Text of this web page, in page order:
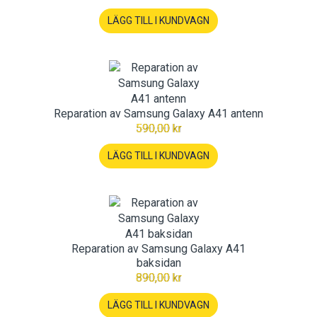
LÄGG TILL I KUNDVAGN
Reparation av Samsung Galaxy A41 antenn
590,00 kr
LÄGG TILL I KUNDVAGN
Reparation av Samsung Galaxy A41
baksidan
890,00 kr
LÄGG TILL I KUNDVAGN